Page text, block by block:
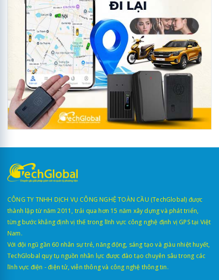
CÔNG TY TNHH DỊCH VỤ CÔNG NGHỆ TOÀN CẦU (TechGlobal) được
thành lập từ năm 2011, trải qua hơn 15 năm xây dựng và phát triển,
từng bước khẳng định vị thế trong lĩnh vực công nghệ định vị GPS tại Việt
Nam.
Với đội ngũ gần 60 nhân sự trẻ, năng động, sáng tạo và giàu nhiệt huyết,
TechGlobal quy tụ nguồn nhân lực được đào tạo chuyên sâu trong các
lĩnh vực điện - điện tử, viễn thông và công nghệ thông tin.